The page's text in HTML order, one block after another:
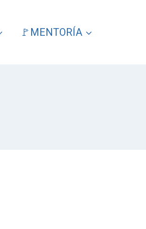
🚩MENTORÍA